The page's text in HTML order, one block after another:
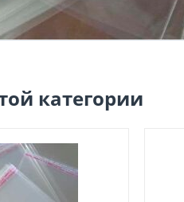
категории